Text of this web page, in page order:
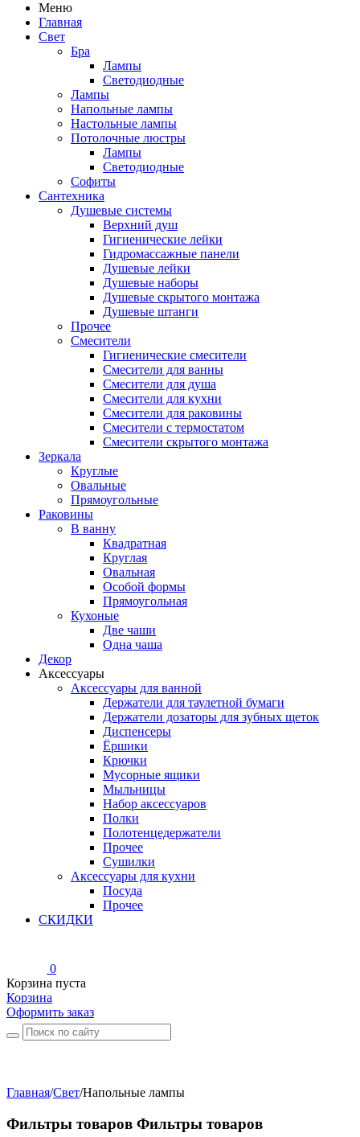
Меню
Главная
Свет
Бра
Лампы
Светодиодные
Лампы
Напольные лампы
Настольные лампы
Потолочные люстры
Лампы
Светодиодные
Софиты
Сантехника
Душевые системы
Верхний душ
Гигиенические лейки
Гидромассажные панели
Душевые лейки
Душевые наборы
Душевые скрытого монтажа
Душевые штанги
Прочее
Смесители
Гигиенические смесители
Смесители для ванны
Смесители для душа
Смесители для кухни
Смесители для раковины
Смесители с термостатом
Смесители скрытого монтажа
Зеркала
Круглые
Овальные
Прямоугольные
Раковины
В ванну
Квадратная
Круглая
Овальная
Особой формы
Прямоугольная
Кухоные
Две чаши
Одна чаша
Декор
Аксессуары
Аксессуары для ванной
Держатели для таулетной бумаги
Держатели дозаторы для зубных щеток
Диспенсеры
Ёршики
Крючки
Мусорные ящики
Мыльницы
Набор аксессуаров
Полки
Полотенцедержатели
Прочее
Сушилки
Аксессуары для кухни
Посуда
Прочее
СКИДКИ
0
Корзина пуста
Корзина
Оформить заказ
Главная/Свет/Напольные лампы
Фильтры товаров Фильтры товаров